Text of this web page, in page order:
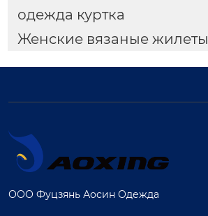
одежда куртка
Женские вязаные жилеты
ООО Фуцзянь Аосин Одежда